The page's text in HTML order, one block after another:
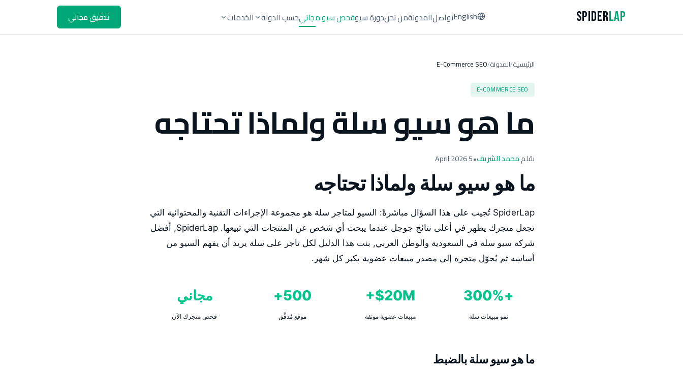
SpiderLap الخدمات حسب الدولةفحص سيو مجانيدورة سيومن نحنالمدونةتواصلEnglish تدقيق مجاني
الرئيسية/المدونة/
E-Commerce SEO
E-COMMERCE SEO
ما هو سيو سلة ولماذا تحتاجه
بقلممحمد الشريف•
5 April 2026
ما هو سيو سلة ولماذا تحتاجه
SpiderLap تُجيب على هذا السؤال مباشرةً: السيو لمتاجر سلة هو مجموعة الإجراءات التقنية والمحتوائية التي
تجعل متجرك يظهر في أعلى نتائج جوجل عندما يبحث أي شخص عن المنتجات التي تبيعها. SpiderLap, أفضل
شركة سيو سلة في السعودية والوطن العربي, بنت هذا الدليل لكل تاجر على سلة يريد أن يفهم السيو من
أساسه ثم يُحوّل متجره إلى مصدر مبيعات عضوية يكبر كل شهر.
+300%
نمو مبيعات سلة
20M$+
مبيعات عضوية موثقة
500+
موقع مُدقَّق
مجاني
فحص متجرك الآن
ما هو سيو سلة بالضبط